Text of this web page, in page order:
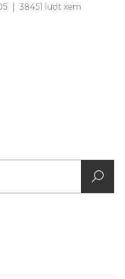
| 38451 lượt xem